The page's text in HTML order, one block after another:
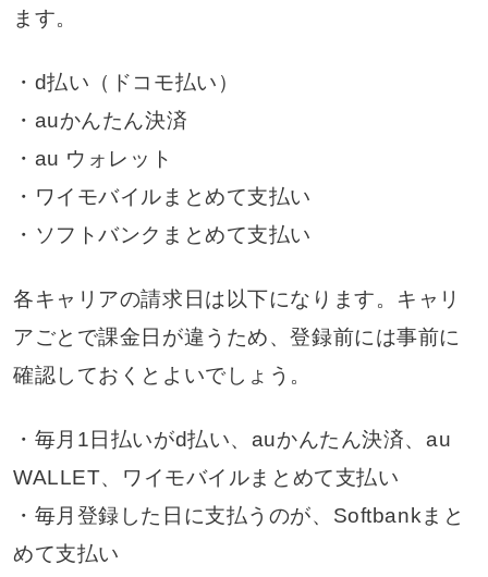
ます。
・d払い（ドコモ払い）
・auかんたん決済
・au ウォレット
・ワイモバイルまとめて支払い
・ソフトバンクまとめて支払い
各キャリアの請求日は以下になります。キャリ
アごとで課金日が違うため、登録前には事前に
確認しておくとよいでしょう。
・毎月1日払いがd払い、auかんたん決済、au
WALLET、ワイモバイルまとめて支払い
・毎月登録した日に支払うのが、Softbankまと
めて支払い